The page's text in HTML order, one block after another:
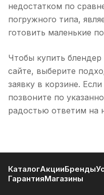
недостатком по
погружного типа,
готовить маленькие
Чтобы купить
сайте, выберите
заявку в корзине.
позвоните по
радостью ответим на
КаталогАкцииБренды
ГарантияМагазины